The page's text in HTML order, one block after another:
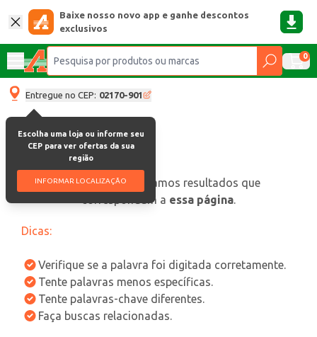
Baixe nosso novo app e ganhe descontos
exclusivos
0
Entregue no CEP: 02170-901
Escolha uma loja ou informe seu
CEP para ver ofertas da sua
região
INFORMAR LOCALIZAÇÃO
oops, não encontramos resultados que
correspondam a essa página.
Dicas:
Verifique se a palavra foi digitada corretamente.
Tente palavras menos específicas.
Tente palavras-chave diferentes.
Faça buscas relacionadas.